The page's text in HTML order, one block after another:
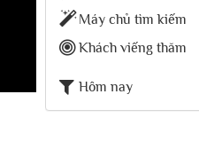
Máy chủ tìm kiếm
Khách viếng thăm
Hôm nay